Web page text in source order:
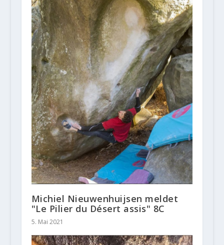
Michiel Nieuwenhuijsen meldet
"Le Pilier du Désert assis" 8C
5. Mai 2021